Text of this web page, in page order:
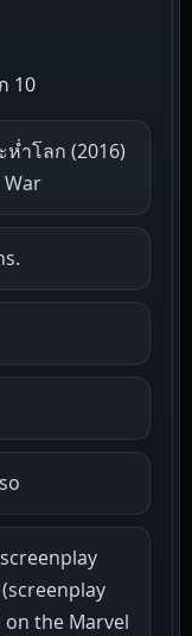
10
ห่ำโลก (2016)
War
on the Marvel